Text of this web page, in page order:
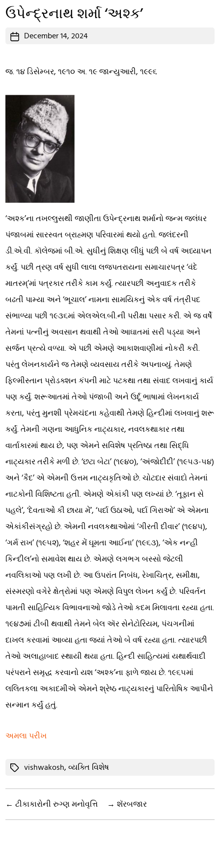
ઉપેન્દ્રનાથ શર્મા ‘અશ્ક’
PostDecember 14, 2024
જ. ૧૪ ડિસેમ્બર, ૧૯૧૦ અ. ૧૯ જાન્યુઆરી, ૧૯૯૬
‘અશ્ક’ના તખલ્લુસથી જાણીતા ઉપેન્દ્રનાથ શર્માનો જન્મ જલંધર
પંજાબમાં સારસ્વત બ્રાહ્મણ પરિવારમાં થયો હતો. જલંદરની
ડી.એ.વી. કૉલેજમાં બી.એ. સુધીનું શિક્ષણ લીધું પછી બે વર્ષ અધ્યાપન
કર્યું. પછી ત્રણ વર્ષ સુધી લાલા લજપતરાયના સમાચારપત્ર ‘વંદે
માતરમ્’માં પત્રકાર તરીકે કામ કર્યું. ત્યારપછી અનુવાદક તરીકે
બઢતી પામ્યા અને ‘ભૂચાલ’ નામના સામયિકનું એક વર્ષ તંત્રીપદ
સંભાળ્યા પછી ૧૯૩૬માં એલએલ.બી.ની પરીક્ષા પસાર કરી. એ જ વર્ષે
તેમનાં પત્નીનું અવસાન થવાથી તેઓ આઘાતમાં સરી પડ્યા અને
સર્જન પ્રત્યે વળ્યા. એ પછી એમણે આકાશવાણીમાં નોકરી કરી.
પરંતુ લેખનકાર્યને જ તેમણે વ્યવસાય તરીકે અપનાવ્યું. તેમણે
ફિલ્મીસ્તાન પ્રોડક્શન કંપની માટે પટકથા તથા સંવાદ લખવાનું કાર્ય
પણ કર્યું. શરૂઆતમાં તેઓ પંજાબી અને ઉર્દૂ ભાષામાં લેખનકાર્ય
કરતા, પરંતુ મુનશી પ્રેમચંદના કહેવાથી તેમણે હિન્દીમાં લખવાનું શરૂ
કર્યું. તેમની ગણના આધુનિક નાટ્યકાર, નવલકથાકાર તથા
વાર્તાકારમાં થાય છે, પણ એમને સવિશેષ પ્રતિષ્ઠા તથા સિદ્ધિ
નાટ્યકાર તરીકે મળી છે. ‘છટા બેટા’ (૧૯૪૦), ‘અંજોદીદી’ (૧૯૫૩-૫૪)
અને ‘કૈદ’ એ એમની ઉત્તમ નાટ્યકૃતિઓ છે. ચોટદાર સંવાદો તેમનાં
નાટકોની વિશિષ્ટતા હતી. એમણે એકાંકી પણ લખ્યાં છે. ‘તૂફાન સે
પહલે’, ‘દેવતાઓં કી છાયા મેં’, ‘પર્દા ઉઠાઓ, પર્દા ગિરાઓ’ એ એમના
એકાંકીસંગ્રહો છે. એમની નવલકથાઓમાં ‘ગીરતી દીવાર’ (૧૯૪૫),
‘ગર્મ રાખ’ (૧૯૫૨), ‘શહર મેં ઘૂમતા આઈના’ (૧૯૬૩), ‘એક નન્હી
કિન્દીલ’નો સમાવેશ થાય છે. એમણે લગભગ બસ્સો જેટલી
નવલિકાઓ પણ લખી છે. આ ઉપરાંત નિબંધ, રેખાચિત્ર, સમીક્ષા,
સંસ્મરણો વગેરે ક્ષેત્રોમાં પણ એમણે વિપુલ લેખન કર્યું છે. પરિવર્તન
પામતી સાહિત્યિક વિભાવનાઓ જોડે તેઓ કદમ મિલાવતા રહ્યા હતા.
૧૯૪૭માં ટીબી થવાથી તેમને બેલ ઍર સેનેટોરિયમ, પંચગનીમાં
દાખલ કરવામાં આવ્યા હતા જ્યાં તેઓ બે વર્ષ રહ્યા હતા. ત્યારપછી
તેઓ અલાહાબાદ સ્થાયી થયા હતા. હિન્દી સાહિત્યમાં યથાર્થવાદી
પરંપરાને સમૃદ્ધ કરવાનો યશ ‘અશ્ક’ના ફાળે જાય છે. ૧૯૬૫માં
લલિતકલા અકાદમીએ એમને શ્રેષ્ઠ નાટ્યકારનું પારિતોષિક આપીને
સન્માન કર્યું હતું.
અમલા પરીખ
Tagsvishwakosh,વ્યક્તિ વિશેષ
← ટીકાકારોની રુગ્ણ મનોવૃત્તિ → શૅરબજાર